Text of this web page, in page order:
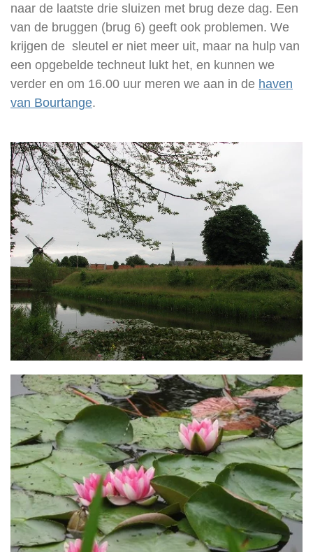
naar de laatste drie sluizen met brug deze dag. Een
van de bruggen (brug 6) geeft ook problemen. We
krijgen de sleutel er niet meer uit, maar na hulp van
een opgebelde techneut lukt het, en kunnen we
verder en om 16.00 uur meren we aan in de haven
van Bourtange.